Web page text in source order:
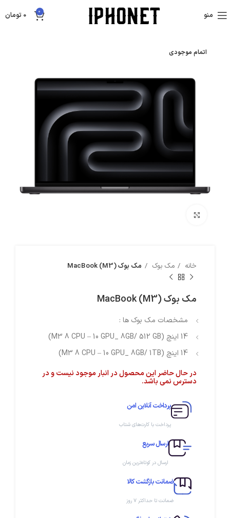
منو 0
0 تومان
اتمام موجودی
خانه مک بوک مک بوک MacBook (M3)
مک بوک MacBook (M3)
مشخصات مک بوک ها :
14 اینچ (M3 8 CPU – 10 GPU_ 8GB/ 512 GB)
14 اینچ (M3 8 CPU – 10 GPU_ 8GB/ 1TB)
در حال حاضر این محصول در انبار موجود نیست و در
دسترس نمی باشد.
پرداخت آنلاین امن
پرداخت با کارت‌های شتاب
ارسال سریع
ارسال در کوتاه‌ترین زمان
ضمانت بازگشت کالا
ضمانت تا حداکثر ۷ روز